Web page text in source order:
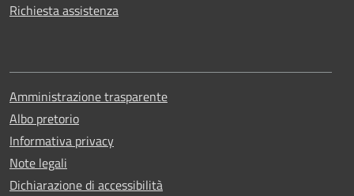
Richiesta assistenza
Amministrazione trasparente
Albo pretorio
Informativa privacy
Note legali
Dichiarazione di accessibilità